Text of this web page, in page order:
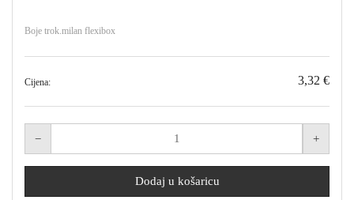
Boje trok.milan flexibox
Cijena: 3,32 €